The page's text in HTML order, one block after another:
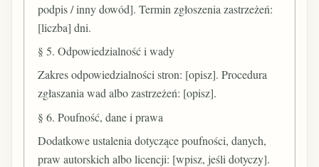
podpis / inny dowód]. Termin zgłoszenia zastrzeżeń:
[liczba] dni.
§ 5. Odpowiedzialność i wady
Zakres odpowiedzialności stron: [opisz]. Procedura
zgłaszania wad albo zastrzeżeń: [opisz].
§ 6. Poufność, dane i prawa
Dodatkowe ustalenia dotyczące poufności, danych,
praw autorskich albo licencji: [wpisz, jeśli dotyczy].